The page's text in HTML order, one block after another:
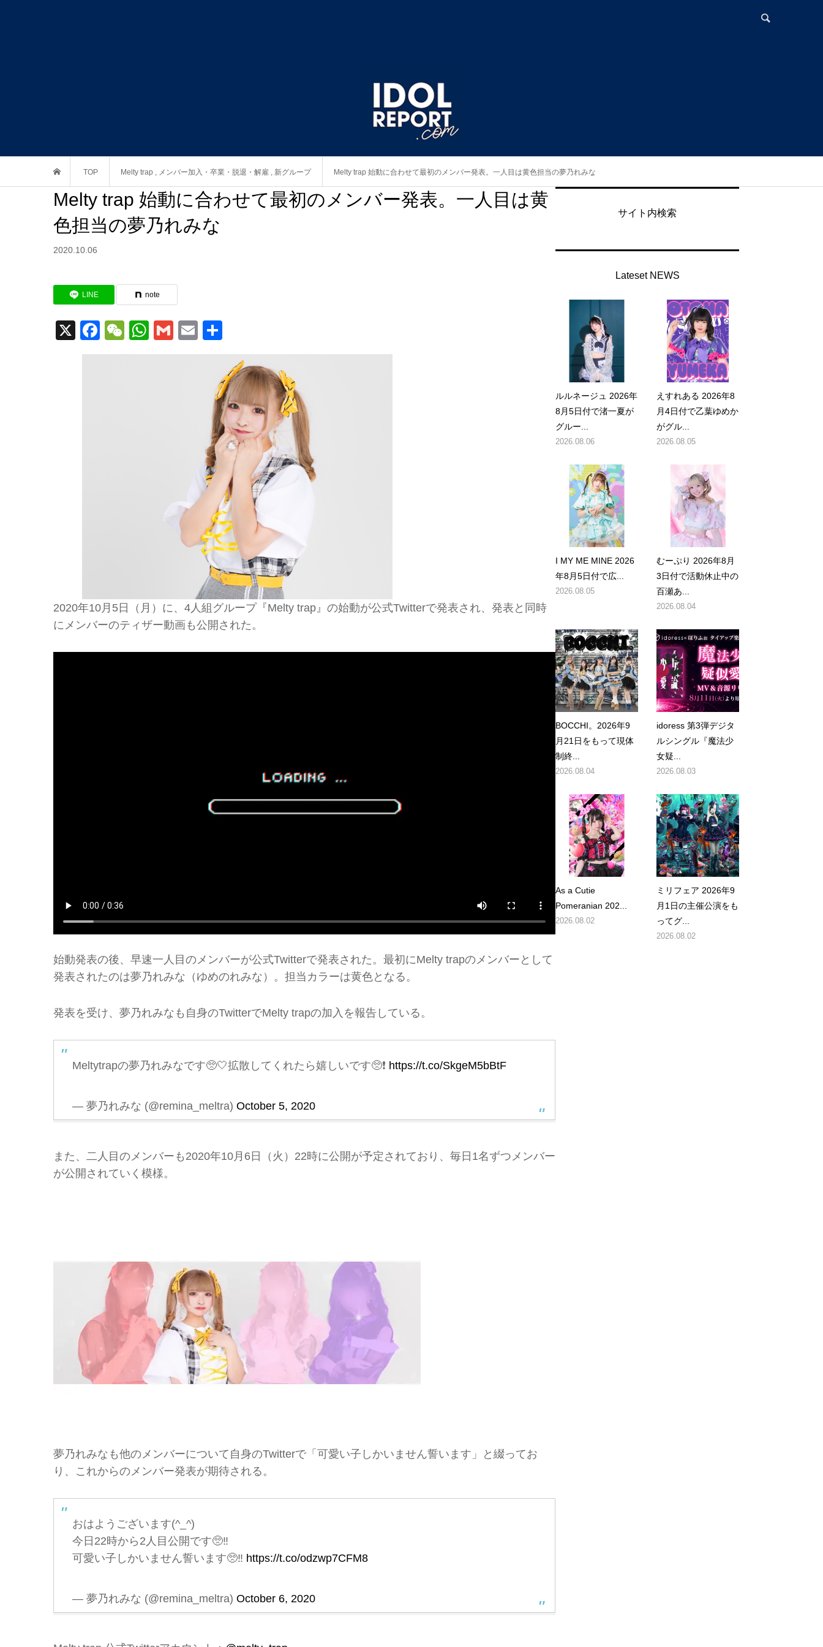
TOP Melty trap , メンバー加入・卒業・脱退・解雇 , 新グループ Melty trap 始動に合わせて最初のメンバー発表。一人目は黄色担当の夢乃れみな
Melty trap 始動に合わせて最初のメンバー発表。一人目は黄
色担当の夢乃れみな
2020.10.06
LINE note
X Facebook
WeChat
WhatsApp
GmailEmail
2020年10月5日（月）に、4人組グループ『Melty trap』の始動が公式Twitterで発表され、発表と同時
にメンバーのティザー動画も公開された。
始動発表の後、早速一人目のメンバーが公式Twitterで発表された。最初にMelty trapのメンバーとして
発表されたのは夢乃れみな（ゆめのれみな）。担当カラーは黄色となる。
発表を受け、夢乃れみなも自身のTwitterでMelty trapの加入を報告している。
Meltytrapの夢乃れみなです🥺🤍拡散してくれたら嬉しいです🥺❗️ https://t.co/SkgeM5bBtF
— 夢乃れみな (@remina_meltra) October 5, 2020
また、二人目のメンバーも2020年10月6日（火）22時に公開が予定されており、毎日1名ずつメンバー
が公開されていく模様。
夢乃れみなも他のメンバーについて自身のTwitterで「可愛い子しかいません誓います」と綴ってお
り、これからのメンバー発表が期待される。
おはようございます(^_^)
今日22時から2人目公開です🥺‼️
可愛い子しかいません誓います🥺‼️ https://t.co/odzwp7CFM8
— 夢乃れみな (@remina_meltra) October 6, 2020
サイト内検索
Lateset NEWS
ルルネージュ 2026年
8月5日付で渚一夏が
グルー...
2026.08.06
えすれある 2026年8
月4日付で乙葉ゆめか
がグル...
2026.08.05
I MY ME MINE 2026
年8月5日付で広...
2026.08.05
むーぷり 2026年8月
3日付で活動休止中の
百瀬あ...
2026.08.04
BOCCHI。2026年9
月21日をもって現体
制終...
2026.08.04
idoress 第3弾デジタ
ルシングル『魔法少
女疑...
2026.08.03
As a Cutie
Pomeranian 202...
2026.08.02
ミリフェア 2026年9
月1日の主催公演をも
ってグ...
2026.08.02